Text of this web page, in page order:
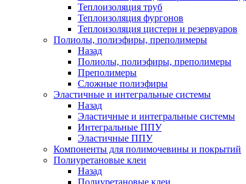
Теплоизоляция труб
Теплоизоляция фургонов
Теплоизоляция цистерн и резервуаров
Полиолы, полиэфиры, преполимеры
Назад
Полиолы, полиэфиры, преполимеры
Преполимеры
Сложные полиэфиры
Эластичные и интегральные системы
Назад
Эластичные и интегральные системы
Интегральные ППУ
Эластичные ППУ
Компоненты для полимочевины и покрытий
Полиуретановые клеи
Назад
Полиуретановые клеи